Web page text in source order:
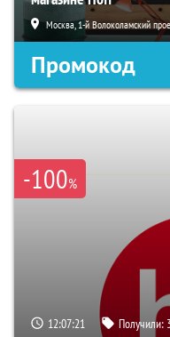
Москва, 1-й Волоколамский
Промокод
-100%
12:07:19 Получили: